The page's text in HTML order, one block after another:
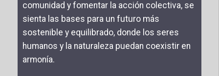
comunidad y fomentar la acción colectiva, se
sienta las bases para un futuro más
sostenible y equilibrado, donde los seres
humanos y la naturaleza puedan coexistir en
armonía.